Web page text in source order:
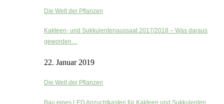
Die Welt der Pflanzen
Kakteen- und Sukkulentenaussaat 2017/2018 – Was daraus
geworden…
22. Januar 2019
Die Welt der Pflanzen
Bau eines LED Anzuchtkasten für Kakteen und Sukkulenten